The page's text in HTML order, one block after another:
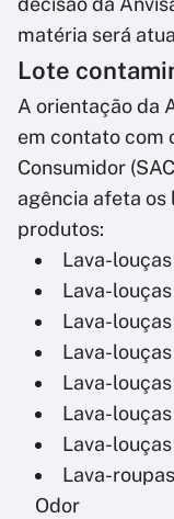
matéria será
Lote
A orientação da
em contato com
Consumidor
agência afeta os
produtos:
Lava-
Lava-
Lava-
Lava-
Lava-
Lava-
Lava-
Lava-
Odor